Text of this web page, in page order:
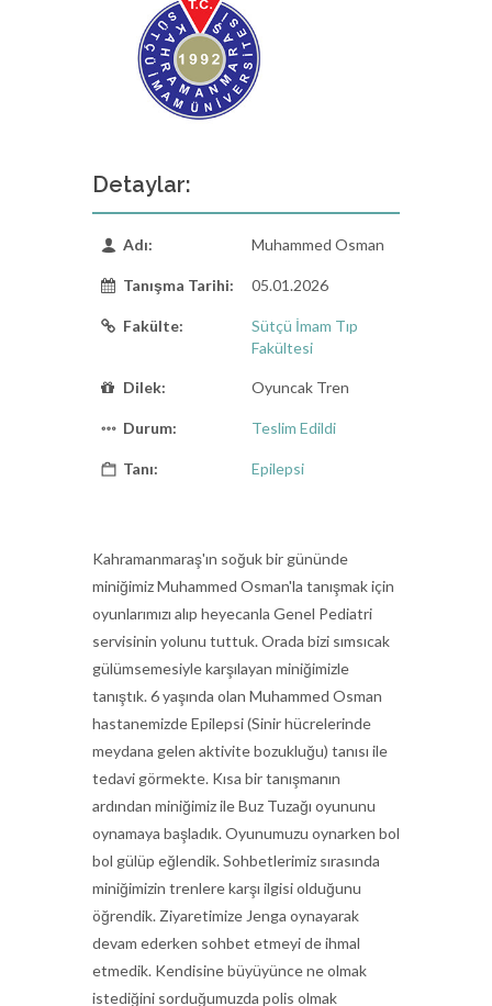
Detaylar:
Adı: Muhammed Osman
Tanışma Tarihi: 05.01.2026
Fakülte:
Sütçü İmam Tıp
Fakültesi
Dilek: Oyuncak Tren
Durum: Teslim Edildi
Tanı: Epilepsi
Kahramanmaraş'ın soğuk bir gününde
miniğimiz Muhammed Osman'la tanışmak için
oyunlarımızı alıp heyecanla Genel Pediatri
servisinin yolunu tuttuk. Orada bizi sımsıcak
gülümsemesiyle karşılayan miniğimizle
tanıştık. 6 yaşında olan Muhammed Osman
hastanemizde Epilepsi (Sinir hücrelerinde
meydana gelen aktivite bozukluğu) tanısı ile
tedavi görmekte. Kısa bir tanışmanın
ardından miniğimiz ile Buz Tuzağı oyununu
oynamaya başladık. Oyunumuzu oynarken bol
bol gülüp eğlendik. Sohbetlerimiz sırasında
miniğimizin trenlere karşı ilgisi olduğunu
öğrendik. Ziyaretimize Jenga oynayarak
devam ederken sohbet etmeyi de ihmal
etmedik. Kendisine büyüyünce ne olmak
istediğini sorduğumuzda polis olmak